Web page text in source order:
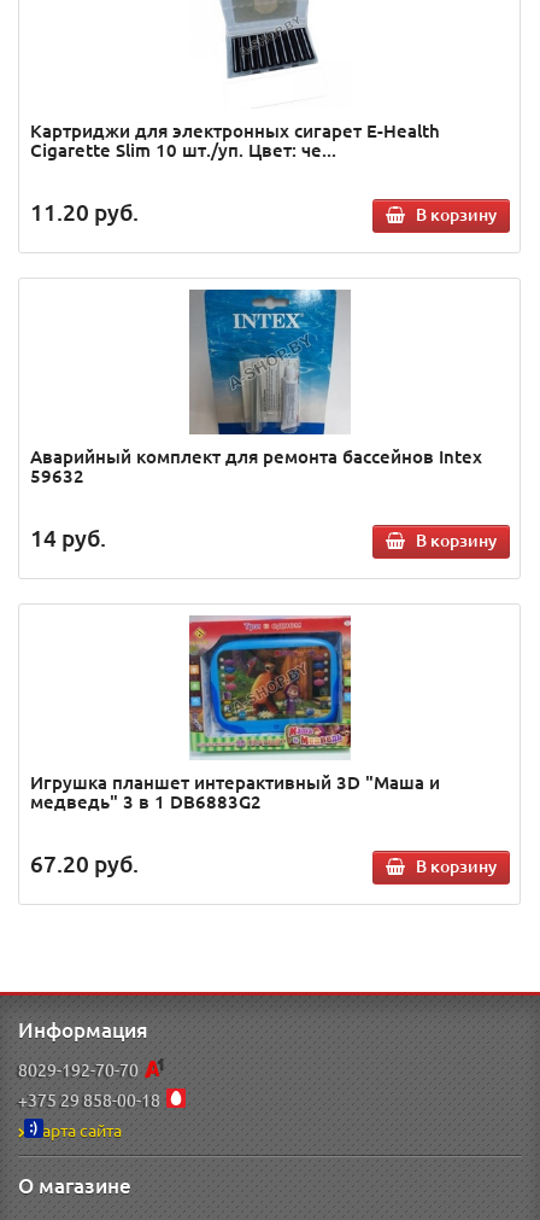
Картриджи для электронных сигарет E-Health
Cigarette Slim 10 шт./уп. Цвет: че...
11.20 руб. В корзину
Аварийный комплект для ремонта бассейнов Intex
59632
14 руб. В корзину
Игрушка планшет интерактивный 3D "Маша и
медведь" 3 в 1 DB6883G2
67.20 руб. В корзину
Информация
8029-192-70-70
+375 29 858-00-18
Карта сайта
О магазине